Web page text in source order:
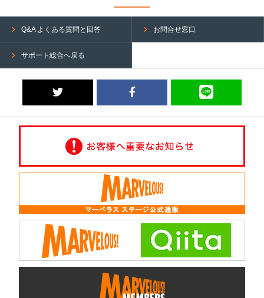
Q&A よくある質問と回答 お問合せ窓口
サポート総合へ戻る